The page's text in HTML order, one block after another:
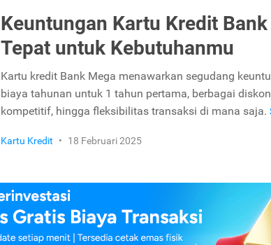
Keuntungan Kartu Kredit
Tepat untuk Kebutuhanmu
Kartu kredit Bank Mega menawarkan segudang
biaya tahunan untuk 1 tahun pertama, berbagai
kompetitif, hingga fleksibilitas transaksi di mana saja.
Kartu Kredit • 18 Februari 2025